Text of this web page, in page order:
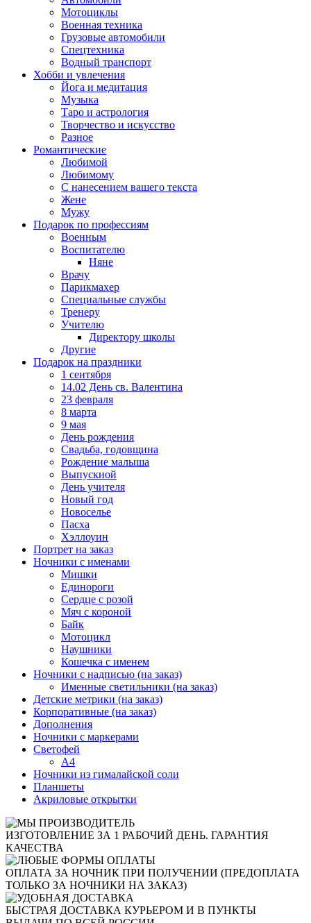
Мотоциклы
Военная техника
Грузовые автомобили
Спецтехника
Водный транспорт
Хобби и увлечения
Йога и медитация
Музыка
Таро и астрология
Творчество и искусство
Разное
Романтические
Любимой
Любимому
С нанесением вашего текста
Жене
Мужу
Подарок по профессиям
Военным
Воспитателю
Няне
Врачу
Парикмахер
Специальные службы
Тренеру
Учителю
Директору школы
Другие
Подарок на праздники
1 сентября
14.02 День св. Валентина
23 февраля
8 марта
9 мая
День рождения
Свадьба, годовщина
Рождение малыша
Выпускной
День учителя
Новый год
Новоселье
Пасха
Хэллоуин
Портрет на заказ
Ночники с именами
Мишки
Единороги
Сердце с розой
Мяч с короной
Байк
Мотоцикл
Наушники
Кошечка с именем
Ночники с надписью (на заказ)
Именные светильники (на заказ)
Детские метрики (на заказ)
Корпоративные (на заказ)
Дополнения
Ночники с маркерами
Светофей
А4
Ночники из гималайской соли
Планшеты
Акриловые открытки
ИЗГОТОВЛЕНИЕ ЗА 1 РАБОЧИЙ ДЕНЬ. ГАРАНТИЯ
КАЧЕСТВА
ОПЛАТА ЗА НОЧНИК ПРИ ПОЛУЧЕНИИ (ПРЕДОПЛАТА
ТОЛЬКО ЗА НОЧНИКИ НА ЗАКАЗ)
БЫСТРАЯ ДОСТАВКА КУРЬЕРОМ И В ПУНКТЫ